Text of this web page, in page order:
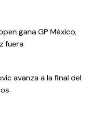
gana GP México,
fuera
avanza a la final del